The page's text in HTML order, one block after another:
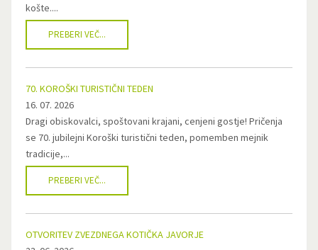
košte....
PREBERI VEČ...
70. KOROŠKI TURISTIČNI TEDEN
16. 07. 2026
Dragi obiskovalci, spoštovani krajani, cenjeni gostje! Pričenja
se 70. jubilejni Koroški turistični teden, pomemben mejnik
tradicije,...
PREBERI VEČ...
OTVORITEV ZVEZDNEGA KOTIČKA JAVORJE